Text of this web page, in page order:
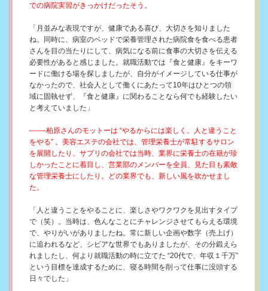
での病院実習がきっかけだったそう。
「月並みな表現ですが、健康である喜び、大切さを知りました
ね。同時に、病室のベッドで栄養管理された病院食を食べる患者
さんを目の当たりにして、病気になる前に食事の大切さを伝える
必要性があると感じました。就職活動では『食と健康』をキーワ
ードに働ける場を探しましたが、自分がイメージしている仕事が
なかったので、社会人として働くにあたって10年はひとつの領
域に固執せず、『食と健康』に関わることなら何でも経験したい
と考えていました」
––––柏原さんのモットーは “やるからには楽しく。人と違うこと
をやる” 。美容エステの会社では、管理栄養士が常駐するサロン
を展開したり、サプリの会社では当時、業界に栄養士の在籍が珍
しかったことに着目し、営業部のメンバーを全員、見た目も素敵
な管理栄養士にしたり。どの業界でも、新しい風を吹かせまし
た。
「人と違うことをやることに、楽しさやワクワクを見出すタイプ
で（笑）。当時は、色んなことにチャレンジさせてもらえる環境
で、やりがいがありましたね。常に新しい企画や数字（売上げ）
に追われるなど、シビアな世界でもありましたが、その分鍛えら
れましたし、何より就職活動の時に立てた “20代で、年収１千万”
という目標を達成するために、寝る時間を削って仕事に没頭する
日々でした」